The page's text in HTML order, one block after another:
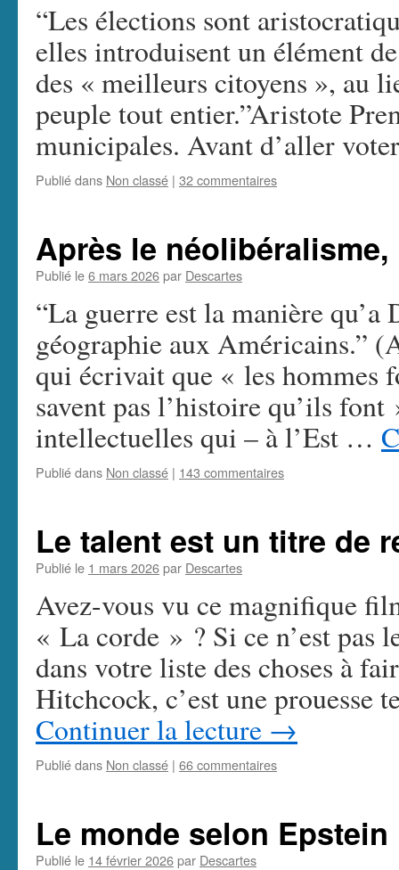
“Les élections sont
elles introduisent un élément
des « meilleurs citoyens », au
peuple tout entier.”Aristote
municipales. Avant d’aller
Publié dans Non classé | 32 commentaires
Après le
Publié le6 mars 2026par Descartes
“La guerre est la manière qu’a
géographie aux Américains.”
qui écrivait que « les hommes
savent pas l’histoire qu’ils
intellectuelles qui – à l’Est …
Publié dans Non classé | 143 commentaires
Le talent est un titre de
Publié le 1 mars 2026par Descartes
Avez-vous vu ce magnifique
« La corde » ? Si ce n’est pas
dans votre liste des choses à
Hitchcock, c’est une prouesse
Continuer la lecture →
Publié dans Non classé | 66 commentaires
Le monde selon Epstein
Publié le 14 février 2026par Descartes